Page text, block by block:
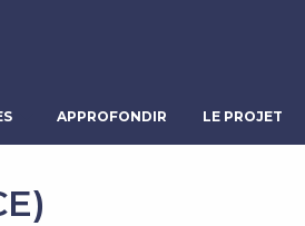
APPROFONDIR LE PROJET